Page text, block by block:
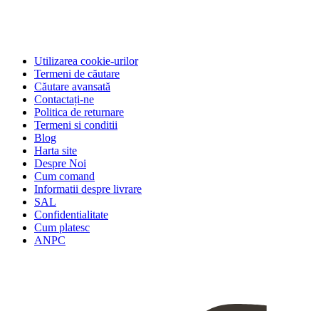
Utilizarea cookie-urilor
Termeni de căutare
Căutare avansată
Contactați-ne
Politica de returnare
Termeni si conditii
Blog
Harta site
Despre Noi
Cum comand
Informatii despre livrare
SAL
Confidentialitate
Cum platesc
ANPC